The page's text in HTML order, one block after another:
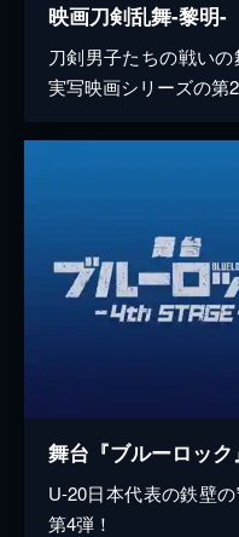
映画刀剣乱舞-黎明-
刀剣男子たちの戦い
実写映画シリーズの第
舞台『ブルーロッ
U-20日本代表の鉄壁
第4弾！